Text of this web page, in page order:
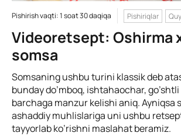
Pishirish vaqti: 1 soat 30 daqiqa Pishiriqlar
Videoretsept: Oshirma
somsa
Somsaning ushbu turini klassik deb
bunday do’mboq, ishtahaochar,
barchaga manzur kelishi aniq. Ayniqsa
ashaddiy muhlislariga uni ushbu
tayyorlab ko’rishni maslahat beramiz.